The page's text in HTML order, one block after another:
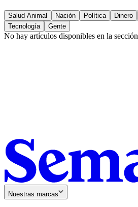
Salud Animal Nación Política Dinero
Tecnología
Gente
No hay artículos disponibles en la sección
Nuestras marcas